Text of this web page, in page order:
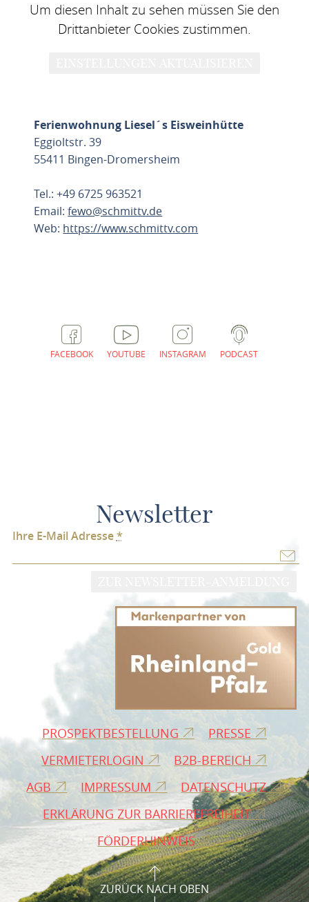
Um diesen Inhalt zu sehen müssen Sie den
Drittanbieter Cookies zustimmen.
Ferienwohnung Liesel´s Eisweinhütte
Eggioltstr. 39
55411 Bingen-Dromersheim
Tel.: +49 6725 963521
Email:fewo@schmittv.de
Web: https://www.schmittv.com
FACEBOOK YOUTUBE INSTAGRAM PODCAST
Newsletter
Ihre E-Mail Adresse*
PROSPEKTBESTELLUNG
PRESSE
VERMIETERLOGIN
B2B-BEREICH
AGB
IMPRESSUM
DATENSCHUTZ
ERKLÄRUNG ZUR BARRIEREFREIHEIT
FÖRDERHINWEIS
ZURÜCK NACH OBEN